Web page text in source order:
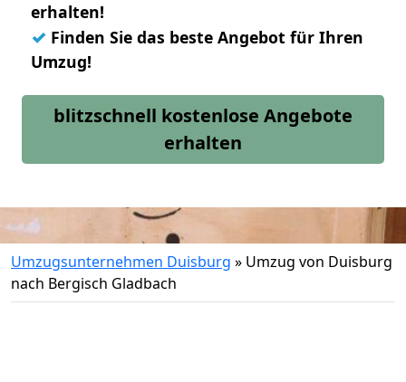
erhalten!
✓ Finden Sie das beste Angebot für Ihren
Umzug!
blitzschnell kostenlose Angebote
erhalten
Umzugsunternehmen Duisburg » Umzug von Duisburg
nach Bergisch Gladbach